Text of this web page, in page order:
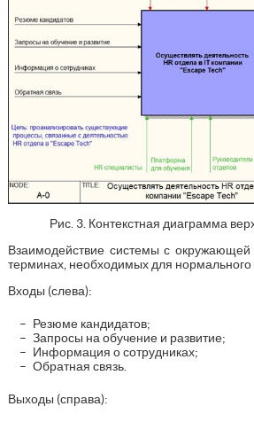
Рис. 3. Контекстная диаграмма
Взаимодействие системы с
терминах, необходимых для
Входы (слева):
Резюме кандидатов;
Запросы на обучение и развитие;
Информация о сотрудниках;
Обратная связь.
Выходы (справа):